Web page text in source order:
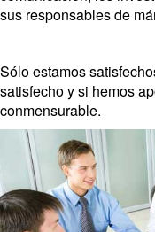
sus responsables de
Sólo estamos
satisfecho y si hemos
conmensurable.
Previous